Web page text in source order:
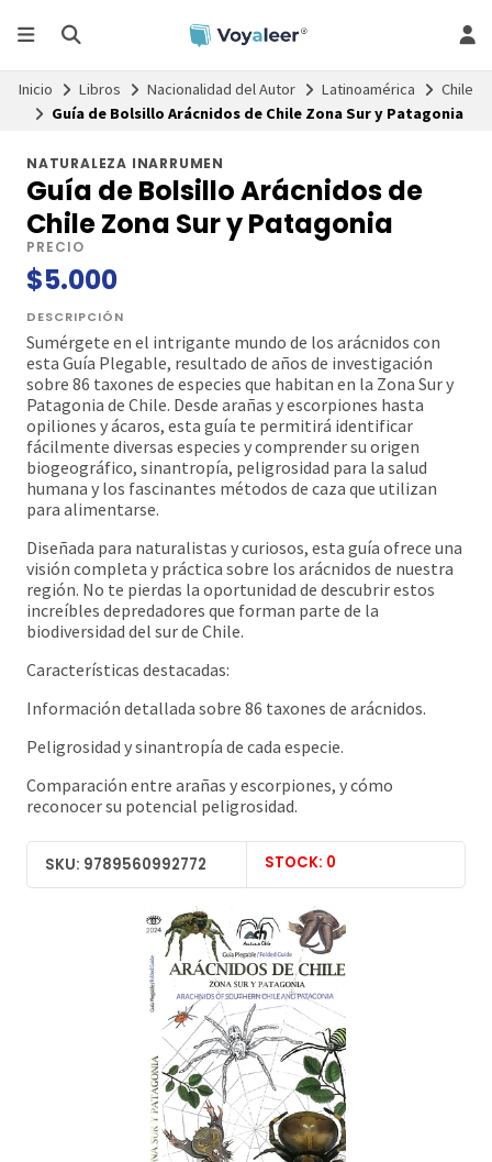
Inicio Libros Nacionalidad del Autor Latinoamérica
Chile
Guía de Bolsillo Arácnidos de Chile Zona Sur y Patagonia
NATURALEZA INARRUMEN
Guía de Bolsillo Arácnidos de
Chile Zona Sur y Patagonia
PRECIO
$5.000
DESCRIPCIÓN
Sumérgete en el intrigante mundo de los arácnidos con
esta Guía Plegable, resultado de años de investigación
sobre 86 taxones de especies que habitan en la Zona Sur y
Patagonia de Chile. Desde arañas y escorpiones hasta
opiliones y ácaros, esta guía te permitirá identificar
fácilmente diversas especies y comprender su origen
biogeográfico, sinantropía, peligrosidad para la salud
humana y los fascinantes métodos de caza que utilizan
para alimentarse.
Diseñada para naturalistas y curiosos, esta guía ofrece una
visión completa y práctica sobre los arácnidos de nuestra
región. No te pierdas la oportunidad de descubrir estos
increíbles depredadores que forman parte de la
biodiversidad del sur de Chile.
Características destacadas:
Información detallada sobre 86 taxones de arácnidos.
Peligrosidad y sinantropía de cada especie.
Comparación entre arañas y escorpiones, y cómo
reconocer su potencial peligrosidad.
SKU: 9789560992772 STOCK: 0